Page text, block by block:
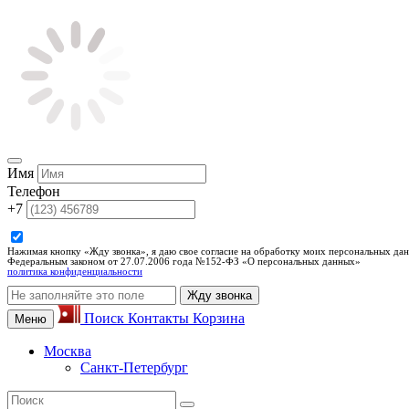
Имя
Телефон
+7
Нажимая кнопку «Жду звонка», я даю свое согласие на обработку моих персональных
Федеральным законом от 27.07.2006 года №152-ФЗ «О персональных данных»
политика конфиденциальности
Жду звонка
Меню
Поиск Контакты Корзина
Москва
Санкт-Петербург